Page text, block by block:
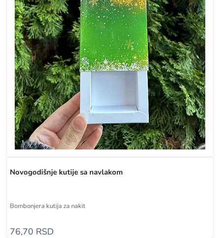
Novogodišnje kutije sa navlakom
Bombonjera kutija za nakit
76,70 RSD